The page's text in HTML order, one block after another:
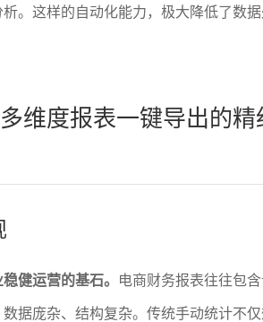
。这样的自动化能力，极大降低了数
维度报表一键导出的精
健运营的基石。 电商财务报表往往包
据庞杂、结构复杂。传统手动统计不